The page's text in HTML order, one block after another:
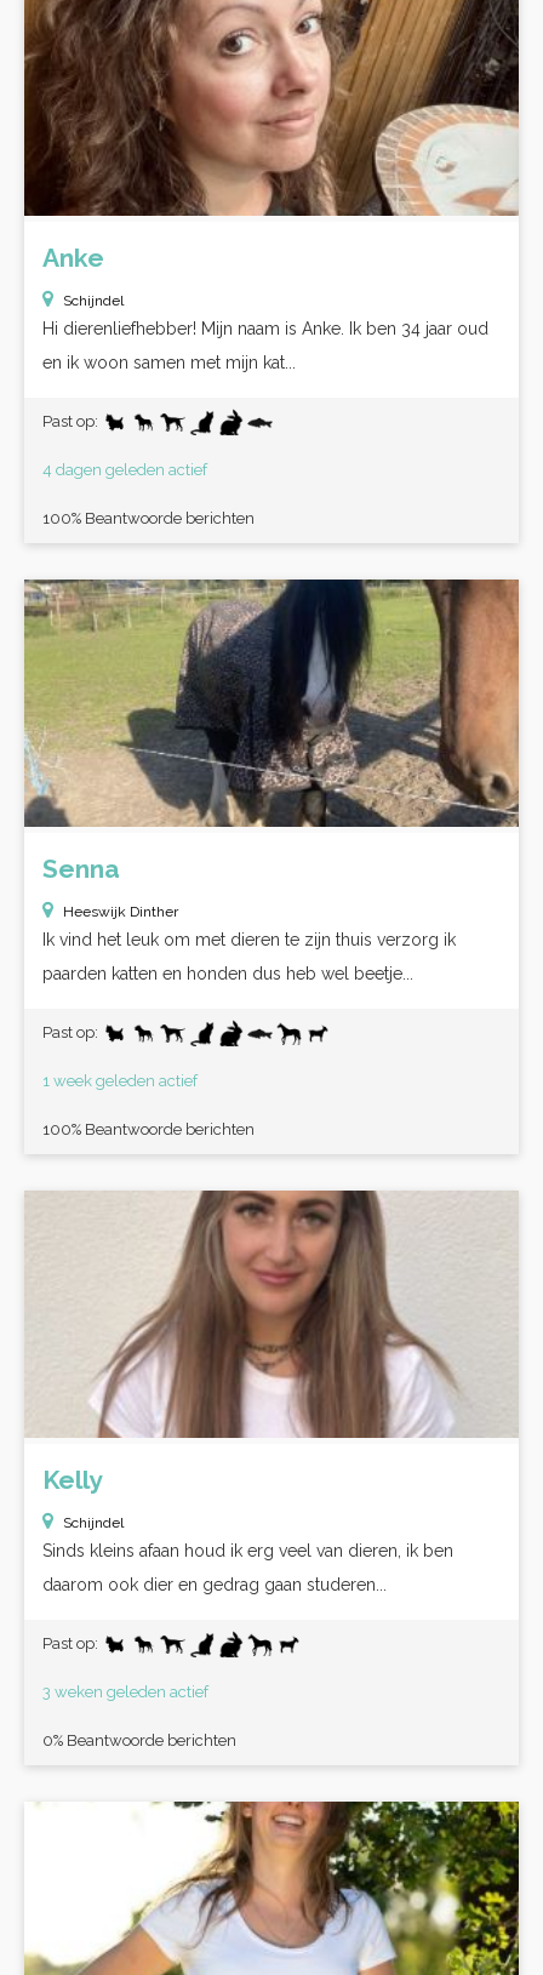
Anke
Schijndel
Hi dierenliefhebber! Mijn naam is Anke. Ik ben 34 jaar oud
en ik woon samen met mijn kat...
Past op:
4 dagen geleden actief
100% Beantwoorde berichten
Senna
Heeswijk Dinther
Ik vind het leuk om met dieren te zijn thuis verzorg ik
paarden katten en honden dus heb wel beetje...
Past op:
1 week geleden actief
100% Beantwoorde berichten
Kelly
Schijndel
Sinds kleins afaan houd ik erg veel van dieren, ik ben
daarom ook dier en gedrag gaan studeren...
Past op:
3 weken geleden actief
0% Beantwoorde berichten